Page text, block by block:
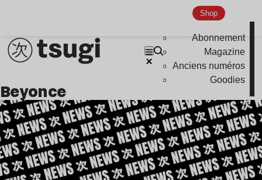
Shop
Abonnement
Magazine
Anciens numéros
Goodies
Nu Jazz
Indie
Beyonce